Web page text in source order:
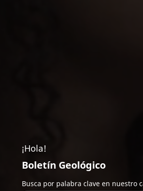
¡Hola!
Boletín Geológico
Busca por palabra clave en nuestro